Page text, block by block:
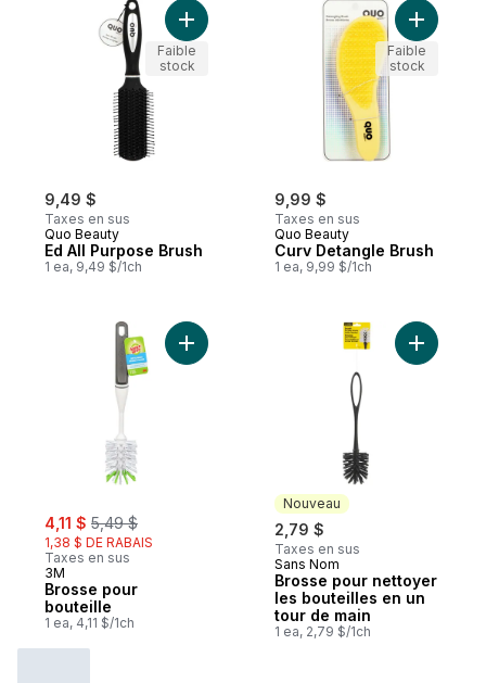
9,49 $
Taxes en sus
Quo Beauty
Ed All Purpose Brush
1 ea, 9,49 $/1ch
Ajouter Ed All Purpose Brush au panier
Faible
stock
9,99 $
Taxes en sus
Quo Beauty
Curv Detangle Brush
1 ea, 9,99 $/1ch
Ajouter
Faible
stock
sale:
4,11 $ , formerly:
5,49 $
1,38 $ DE RABAIS
Taxes en sus
3M
Brosse pour
bouteille
1 ea, 4,11 $/1ch
Ajouter Brosse pour bouteille au panier
Nouveau
2,79 $
Taxes en sus
Nouveau
Sans Nom
Brosse pour nettoyer
les bouteilles en un
tour de main
1 ea, 2,79 $/1ch
Ajouter